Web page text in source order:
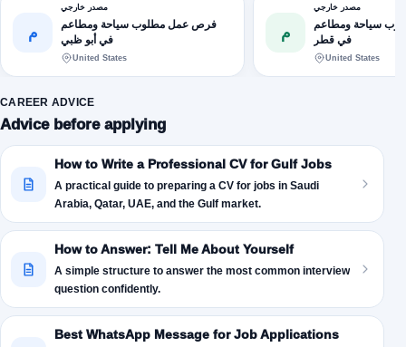
م
مصدر خارجي
فرص عمل مطلوب سياحة ومطاعم
في أبو ظبي
United States
م
مصدر خارجي
سياحة ومطاعم
في قطر
United States
CAREER ADVICE
Advice before applying
How to Write a Professional CV for Gulf Jobs
A practical guide to preparing a CV for jobs in Saudi
Arabia, Qatar, UAE, and the Gulf market.
How to Answer: Tell Me About Yourself
A simple structure to answer the most common interview
question confidently.
Best WhatsApp Message for Job Applications